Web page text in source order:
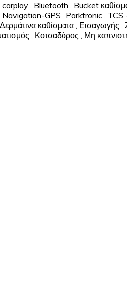
carplay , Bluetooth , Bucket
Navigation-GPS , Parktronic , TCS
Δερμάτινα καθίσματα , Εισαγωγής ,
, Κοτσαδόρος , Μη